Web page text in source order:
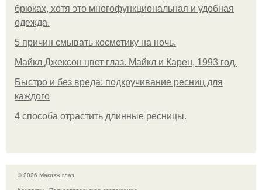
брюках, хотя это многофункциональная и удобная
одежда.
5 причин смывать косметику на ночь.
Майкл Джексон цвет глаз. Майкл и Карен, 1993 год.
Быстро и без вреда: подкручивание ресниц для
каждого
4 способа отрастить длинные ресницы.
© 2026 Макияж глаз